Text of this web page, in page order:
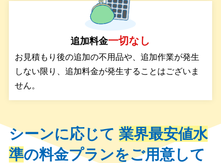
追加料金一切なし
お見積もり後の追加の不用品や、追加作業が発生
しない限り、追加料金が発生することはございま
せん。
シーンに応じて 業界最安値水
準の料金プランをご用意して